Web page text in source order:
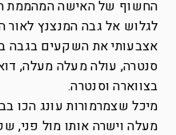
החשוף של האישה המהממת
לגלוש אל גבה המנצנץ לאור
אצבעותי את השקעים בגבה
סנטרה, עולה מעלה מעלה,
בצווארה וסנטרה.
מיכל שצמרמורות עונג הכו
מעלה וישרה אותו מול פני,